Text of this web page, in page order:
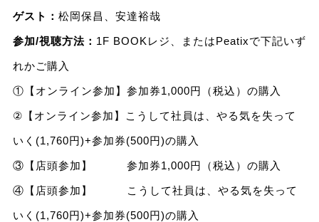
ゲスト： 松岡保昌、安達裕哉
参加/視聴方法： 1F BOOKレジ、またはPeatixで下記いず
れかご購入
①【オンライン参加】参加券1,000円（税込）の購入
②【オンライン参加】こうして社員は、やる気を失って
いく(1,760円)+参加券(500円)の購入
③【店頭参加】 参加券1,000円（税込）の購入
④【店頭参加】 こうして社員は、やる気を失って
いく(1,760円)+参加券(500円)の購入